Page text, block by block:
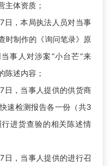
主体资质；
，本局执法人员对当事
时制作的《询问笔录》原
事人对涉案“小台芒”来
陈述内容；
，当事人提供的供货商
速检测报告各一份（共3
进货查验的相关陈述情
，当事人提供的进行召